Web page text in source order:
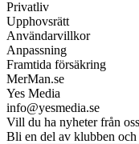
Privatliv
Upphovsrätt
Användarvillkor
Anpassning
Framtida försäkring
MerMan.se
Yes Media
info@yesmedia.se
Vill du ha nyheter från
Bli en del av klubben